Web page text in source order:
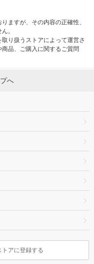
ますが、その内容の正確性、
。
り扱うストアによって運営さ
品、ご購入に関するご質問
へ
トアに登録する